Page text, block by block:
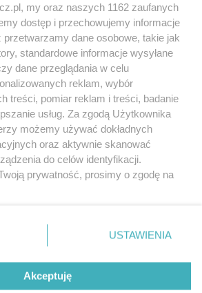
PRYWATNOŚCI HOSTING
RSS FACEBOOK KONTAKT
Nasze serwisy
Muzyka i kultura
Archiwum wydarzeń
Zdjęcia miasta
my oraz naszych 1162 zaufanych
dostęp i przechowujemy informacje
przetwarzamy dane osobowe, takie jak
standardowe informacje wysyłane
dane przeglądania w celu
reklam, wybór
treści, pomiar reklam i treści, badanie
usług. Za zgodą Użytkownika
możemy używać dokładnych
oraz aktywnie skanować
do celów identyfikacji.
prywatność, prosimy o zgodę na
dolnym rogu strony
. Niektóre
będą miały zastosowania tylko
USTAWIENIA
Akceptuję